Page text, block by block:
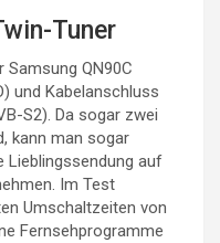
Tuner
QN90C
und Kabelanschluss
S2). Da sogar zwei
kann man sogar
Lieblingssendung auf
Im Test
Umschaltzeiten von
Fernsehprogramme